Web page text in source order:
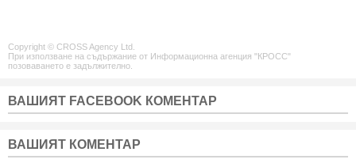
Copyright © CROSS Agency Ltd.
При използване на съдържание от Информационна агенция "КРОСС"
позоваването е задължително.
ВАШИЯТ FACEBOOK КОМЕНТАР
ВАШИЯТ КОМЕНТАР